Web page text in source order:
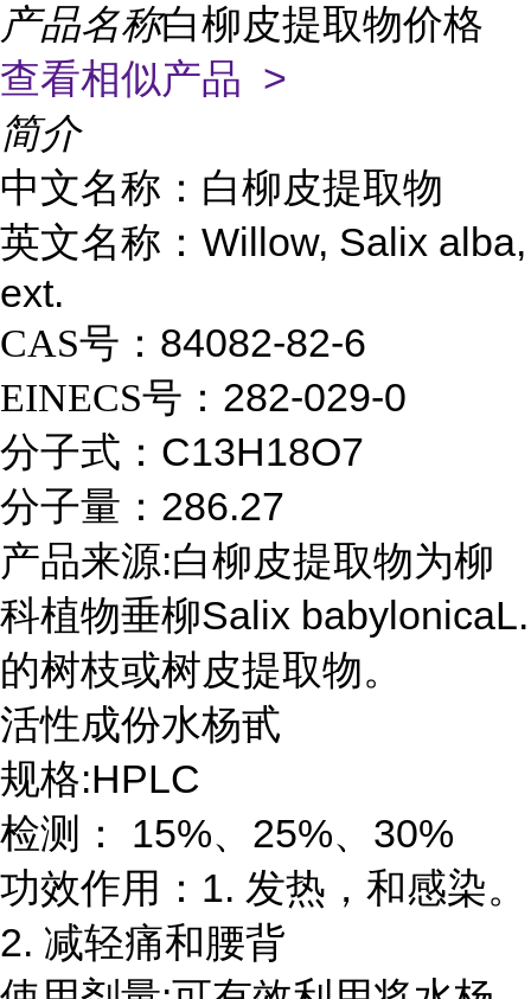
产品名称白柳皮提取物价格
查看相似产品 >
简介
中文名称：白柳皮提取物
英文名称： Willow, Salix alba,
ext.
CAS号： 84082-82-6
EINECS号： 282-029-0
分子式： C13H18O7
分子量： 286.27
产品来源:白柳皮提取物为柳
科植物垂柳Salix babylonicaL.
的树枝或树皮提取物。
活性成份水杨甙
规格:HPLC
检测： 15%、 25%、 30%
功效作用： 1. 发热，和感染。
2. 减轻痛和腰背